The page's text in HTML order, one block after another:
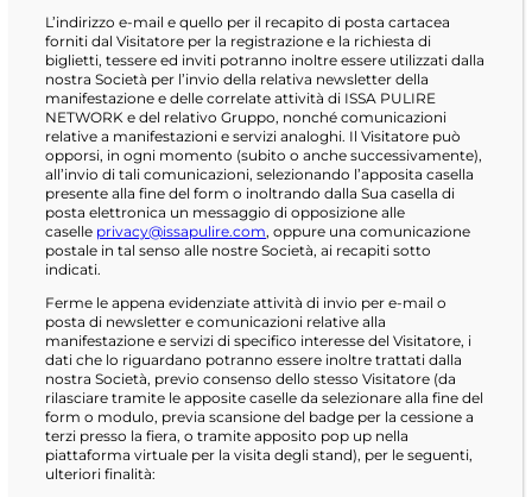
L’indirizzo e-mail e quello per il recapito di posta cartacea
forniti dal Visitatore per la registrazione e la richiesta di
biglietti, tessere ed inviti potranno inoltre essere utilizzati dalla
nostra Società per l’invio della relativa newsletter della
manifestazione e delle correlate attività di ISSA PULIRE
NETWORK e del relativo Gruppo, nonché comunicazioni
relative a manifestazioni e servizi analoghi. Il Visitatore può
opporsi, in ogni momento (subito o anche successivamente),
all’invio di tali comunicazioni, selezionando l’apposita casella
presente alla fine del form o inoltrando dalla Sua casella di
posta elettronica un messaggio di opposizione alle
caselle privacy@issapulire.com, oppure una comunicazione
postale in tal senso alle nostre Società, ai recapiti sotto
indicati.
Ferme le appena evidenziate attività di invio per e-mail o
posta di newsletter e comunicazioni relative alla
manifestazione e servizi di specifico interesse del Visitatore, i
dati che lo riguardano potranno essere inoltre trattati dalla
nostra Società, previo consenso dello stesso Visitatore (da
rilasciare tramite le apposite caselle da selezionare alla fine del
form o modulo, previa scansione del badge per la cessione a
terzi presso la fiera, o tramite apposito pop up nella
piattaforma virtuale per la visita degli stand), per le seguenti,
ulteriori finalità: